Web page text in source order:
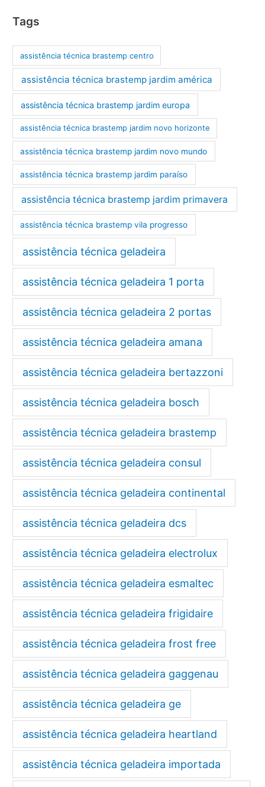
Tags
assistência técnica brastemp centro
assistência técnica brastemp jardim américa
assistência técnica brastemp jardim europa
assistência técnica brastemp jardim novo horizonte
assistência técnica brastemp jardim novo mundo
assistência técnica brastemp jardim paraíso
assistência técnica brastemp jardim primavera
assistência técnica brastemp vila progresso
assistência técnica geladeira
assistência técnica geladeira 1 porta
assistência técnica geladeira 2 portas
assistência técnica geladeira amana
assistência técnica geladeira bertazzoni
assistência técnica geladeira bosch
assistência técnica geladeira brastemp
assistência técnica geladeira consul
assistência técnica geladeira continental
assistência técnica geladeira dcs
assistência técnica geladeira electrolux
assistência técnica geladeira esmaltec
assistência técnica geladeira frigidaire
assistência técnica geladeira frost free
assistência técnica geladeira gaggenau
assistência técnica geladeira ge
assistência técnica geladeira heartland
assistência técnica geladeira importada